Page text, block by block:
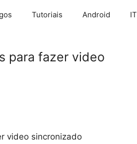
Tutoriais Android IT
para fazer video
video sincronizado